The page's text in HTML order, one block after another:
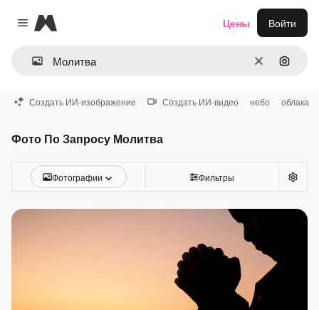
Close menu
Magnific
ОчиститьПоиск
Цены Войти
Создать ИИ-изображение Создать ИИ-видео небо облака
Фото По Запросу Молитва
Фотографии Фильтры